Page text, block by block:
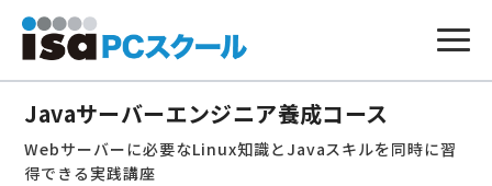
本
Javaサーバーエンジニア養成コース
Webサーバーに必要なLinux知識とJavaスキルを同時に習
得できる実践講座